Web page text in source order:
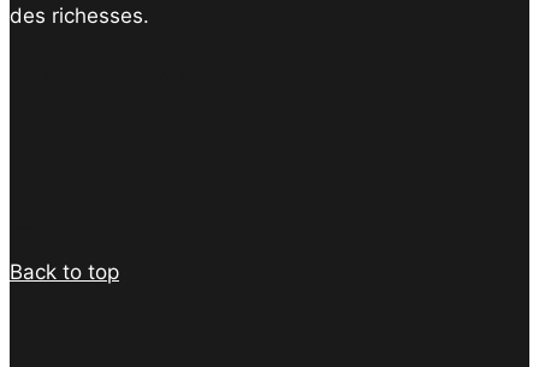
des richesses.
Back to top